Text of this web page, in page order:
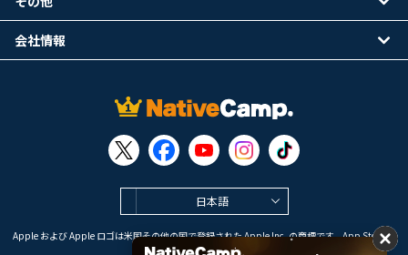
日本語
Apple および Apple ロゴは米国その他の国で登録された Apple Inc. の商標です。App Store は
Apple Inc. のサービスマークです。
会社情報